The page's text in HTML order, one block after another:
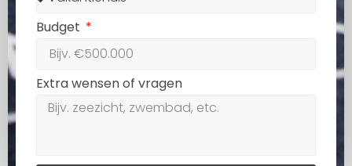
Budget
Extra wensen of vragen